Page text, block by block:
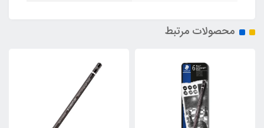
محصولات مرتبط